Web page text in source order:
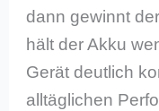
dann gewinnt
hält der Akku
Gerät deutlich
alltäglichen